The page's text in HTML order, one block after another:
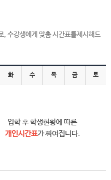
, 수강생에게 맞춤 시간표를제시해드
화 수 목 금 토
입학 후 학생현황에 따른
개인시간표가 짜여집니다.